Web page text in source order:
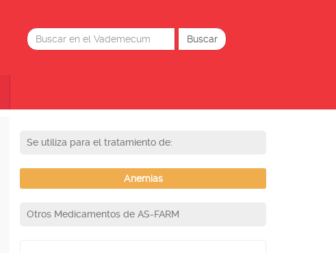
Se utiliza para el tratamiento de:
Anemias
Otros Medicamentos de AS-FARM